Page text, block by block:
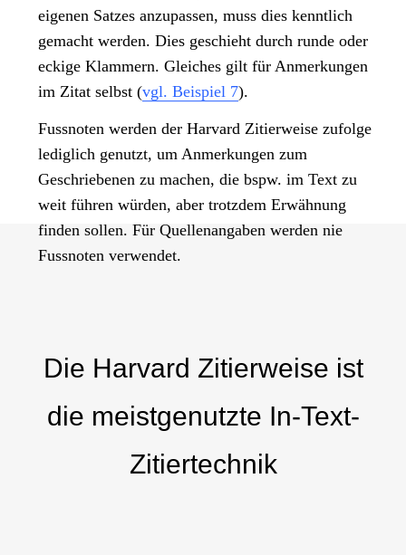
eigenen Satzes anzupassen, muss dies kenntlich
gemacht werden. Dies geschieht durch runde oder
eckige Klammern. Gleiches gilt für Anmerkungen
im Zitat selbst (vgl. Beispiel 7).
Fussnoten werden der Harvard Zitierweise zufolge
lediglich genutzt, um Anmerkungen zum
Geschriebenen zu machen, die bspw. im Text zu
weit führen würden, aber trotzdem Erwähnung
finden sollen. Für Quellenangaben werden nie
Fussnoten verwendet.
Die Harvard Zitierweise ist
die meistgenutzte In-Text-
Zitiertechnik